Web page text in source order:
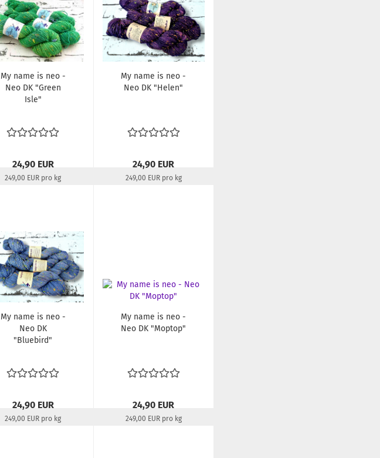
My name is neo -
Neo DK "Green
Isle"
24,90 EUR
249,00 EUR pro kg
My name is neo -
Neo DK "Helen"
24,90 EUR
249,00 EUR pro kg
My name is neo -
Neo DK
"Bluebird"
24,90 EUR
249,00 EUR pro kg
My name is neo -
Neo DK "Moptop"
24,90 EUR
249,00 EUR pro kg